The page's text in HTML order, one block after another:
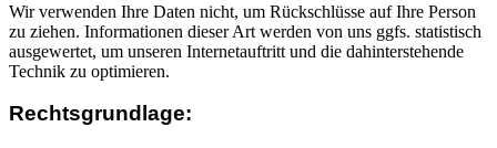
Wir verwenden Ihre Daten nicht, um Rückschlüsse auf Ihre Person
zu ziehen. Informationen dieser Art werden von uns ggfs. statistisch
ausgewertet, um unseren Internetauftritt und die dahinterstehende
Technik zu optimieren.
Rechtsgrundlage: